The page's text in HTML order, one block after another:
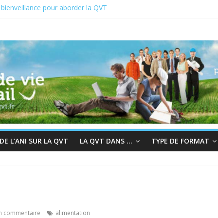
pour aborder la QVT
chair à la bienveillance
et QVT
L’ANI SUR LA QVT LA QVT DANS … TYPE DE FORMAT
commentaire alimentation